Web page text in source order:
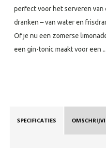
perfect voor het serveren van
dranken – van water en
Of je nu een zomerse
een gin-tonic maakt voor een ...
SPECIFICATIES